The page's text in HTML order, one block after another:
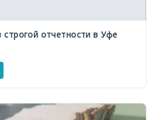
строгой отчетности в Уфе